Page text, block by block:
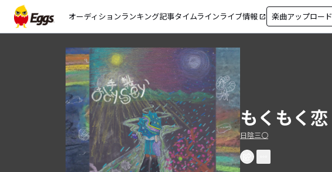
オーディションランキング記事タイムラインライブ情報 open_in_new 楽曲アップロード
もくもく恋
日陰三〇